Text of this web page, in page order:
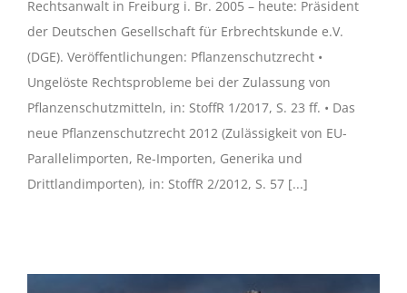
Rechtsanwalt in Freiburg i. Br. 2005 – heute: Präsident
der Deutschen Gesellschaft für Erbrechtskunde e.V.
(DGE). Veröffentlichungen: Pflanzenschutzrecht •
Ungelöste Rechtsprobleme bei der Zulassung von
Pflanzenschutzmitteln, in: StoffR 1/2017, S. 23 ff. • Das
neue Pflanzenschutzrecht 2012 (Zulässigkeit von EU-
Parallelimporten, Re-Importen, Generika und
Drittlandimporten), in: StoffR 2/2012, S. 57 [...]